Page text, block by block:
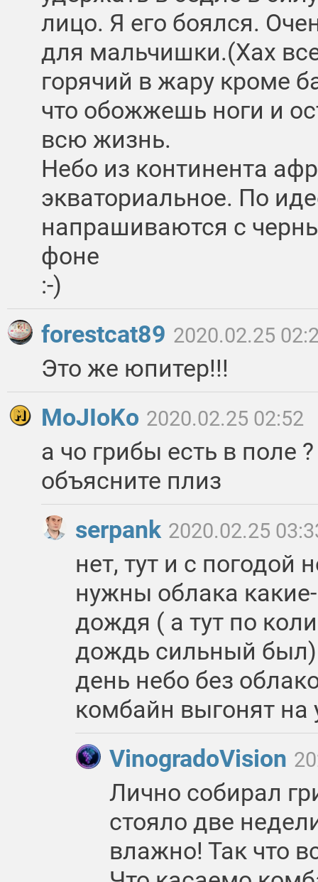
лицо. Я его боялся.
для мальчишки.(Хах
горячий в жару кроме
что обожжешь ноги и
всю жизнь.
Небо из континента
экваториальное. По
напрашиваются с
фоне
:-)
forestcat89 2020.02.25
Это же юпитер!!!
MoJIoKo 2020.02.25 02:52
а чо грибы есть в поле
объясните плиз
serpank 2020.02.25
нет, тут и с погодой
нужны облака
дождя ( а тут по
дождь сильный был)
день небо без
комбайн выгонят на
VinogradoVision
Лично собирал
стояло две
влажно! Так что